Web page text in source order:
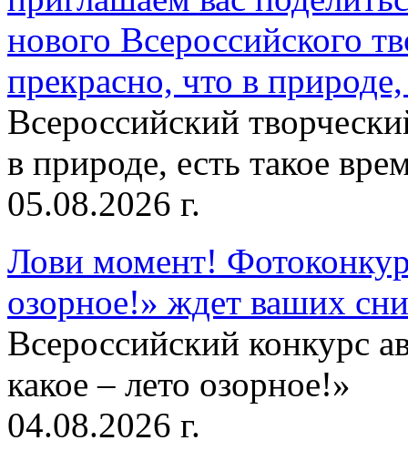
нового Всероссийского
прекрасно, что в
Всероссийский
в природе, есть такое
05.08.2026 г.
Лови момент!
озорное!» ждет ваших
Всероссийский конкурс
какое – лето озорное!»
04.08.2026 г.